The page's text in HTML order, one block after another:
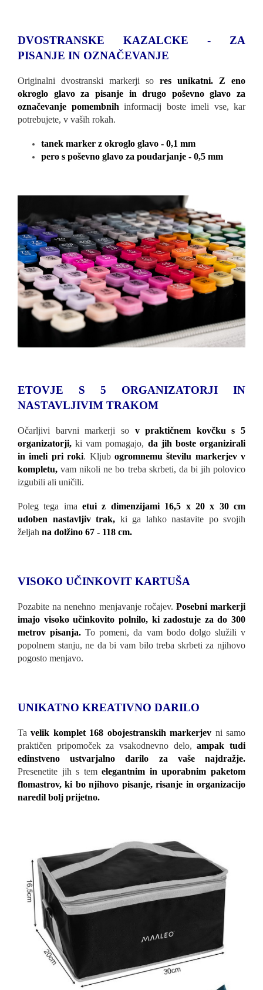
DVOSTRANSKE KAZALCKE - ZA
PISANJE IN OZNAČEVANJE
Originalni dvostranski markerji so res unikatni. Z eno
okroglo glavo za pisanje in drugo poševno glavo za
označevanje pomembnih informacij boste imeli vse, kar
potrebujete, v vaših rokah.
tanek marker z okroglo glavo - 0,1 mm
pero s poševno glavo za poudarjanje - 0,5 mm
ETOVJE S 5 ORGANIZATORJI IN
NASTAVLJIVIM TRAKOM
Očarljivi barvni markerji so v praktičnem kovčku s 5
organizatorji, ki vam pomagajo, da jih boste organizirali
in imeli pri roki. Kljub ogromnemu številu markerjev v
kompletu, vam nikoli ne bo treba skrbeti, da bi jih polovico
izgubili ali uničili.
Poleg tega imaetui z dimenzijami 16,5 x 20 x 30 cm
udoben nastavljiv trak, ki ga lahko nastavite po svojih
željah na dolžino 67 - 118 cm.
VISOKO UČINKOVIT KARTUŠA
Pozabite na nenehno menjavanje ročajev. Posebni markerji
imajo visoko učinkovito polnilo, ki zadostuje za do 300
metrov pisanja. To pomeni, da vam bodo dolgo služili v
popolnem stanju, ne da bi vam bilo treba skrbeti za njihovo
pogosto menjavo.
UNIKATNO KREATIVNO DARILO
Tavelik komplet 168 obojestranskih markerjev ni samo
praktičen pripomoček za vsakodnevno delo,ampak tudi
edinstveno ustvarjalno darilo za vaše najdražje.
Presenetite jih s temelegantnim in uporabnim paketom
flomastrov, ki bo njihovo pisanje, risanje in organizacijo
naredil bolj prijetno.